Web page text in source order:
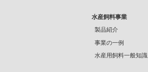
水産飼料事業
製品紹介
事業の一例
水産用飼料一般知識